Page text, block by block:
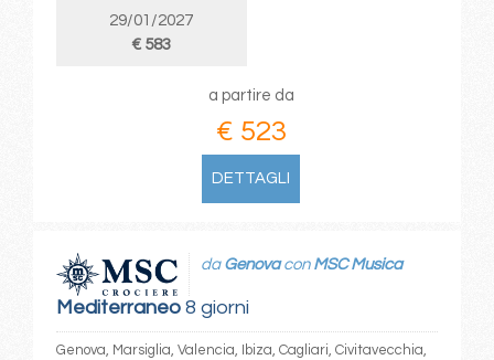
29/01/2027
€ 583
a partire da
€ 523
DETTAGLI
Mediterraneo8 giorni
da Genovacon MSC Musica
Genova, Marsiglia, Valencia, Ibiza, Cagliari, Civitavecchia,